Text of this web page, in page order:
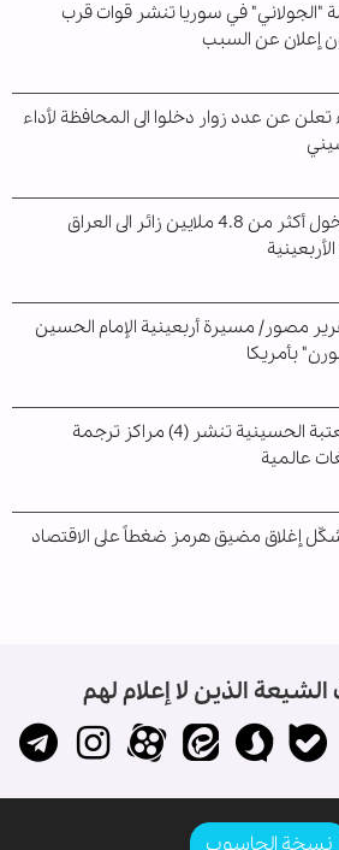
"الجولاني" في سوريا تنشر قوات قرب
إعلان عن السبب
تعلن عن عدد زوار دخلوا الى المحافظة لأداء
دخول أكثر من 4.8 ملايين زائر الى العراق
مصور/ مسيرة أربعينية الإمام الحسين
بأمريكا
العتبة الحسينية تنشر (4) مراكز ترجمة
عالمية
إغلاق مضيق هرمز ضغطاً على الاقتصاد
الذين لا إعلام لهم